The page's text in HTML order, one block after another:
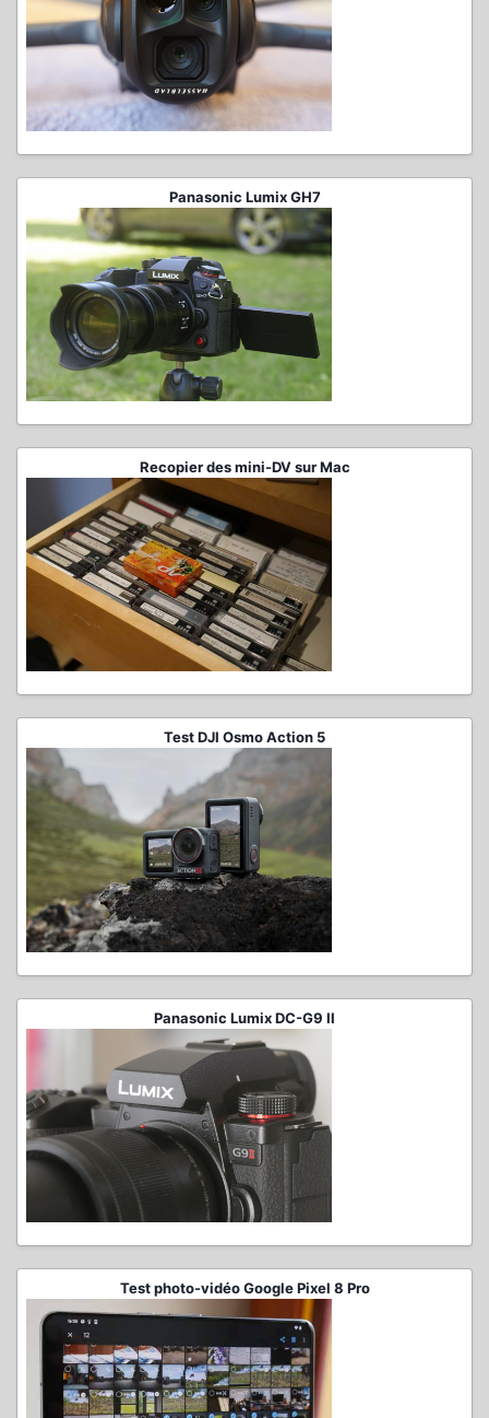
Panasonic Lumix GH7
Recopier des mini-DV sur Mac
Test DJI Osmo Action 5
Panasonic Lumix DC-G9 II
Test photo-vidéo Google Pixel 8 Pro